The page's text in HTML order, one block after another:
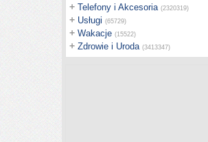
+ Telefony i Akcesoria (2320319)
+ Usługi (65729)
+ Wakacje (15522)
+ Zdrowie i Uroda (3413347)